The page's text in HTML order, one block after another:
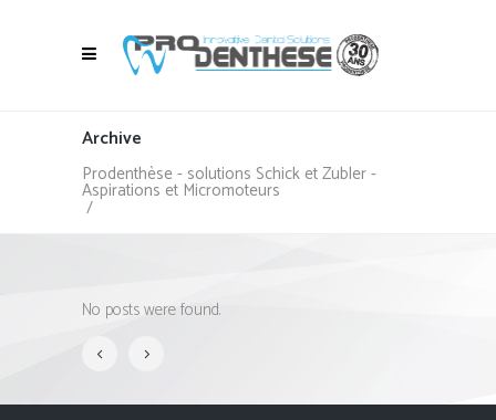
Archive
Prodenthèse - solutions Schick et Zubler -
Aspirations et Micromoteurs
/
No posts were found.